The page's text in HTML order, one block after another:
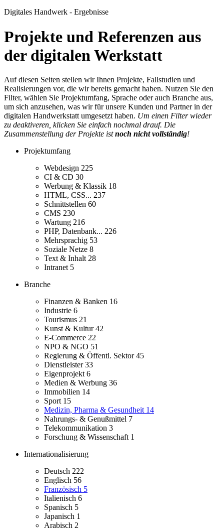
Digitales Handwerk - Ergebnisse
Projekte und Referenzen aus
der digitalen Werkstatt
Auf diesen Seiten stellen wir Ihnen Projekte, Fallstudien und
Realisierungen vor, die wir bereits gemacht haben. Nutzen Sie den
Filter, wählen Sie Projektumfang, Sprache oder auch Branche aus,
um sich anzusehen, was wir für unsere Kunden und Partner in der
digitalen Handwerkstatt umgesetzt haben. Um einen Filter wieder
zu deaktiveren, klicken Sie einfach nochmal drauf. Die
Zusammenstellung der Projekte istnoch nicht vollständig!
Projektumfang
Webdesign 225
CI & CD 30
Werbung & Klassik 18
HTML, CSS... 237
Schnittstellen 60
CMS 230
Wartung 216
PHP, Datenbank... 226
Mehrsprachig 53
Soziale Netze 8
Text & Inhalt 28
Intranet 5
Branche
Finanzen & Banken 16
Industrie 6
Tourismus 21
Kunst & Kultur42
E-Commerce 22
NPO & NGO 51
Regierung & Öffentl. Sektor45
Dienstleister33
Eigenprojekt 6
Medien & Werbung 36
Immobilien 14
Sport 15
Medizin, Pharma & Gesundheit 14
Nahrungs- & Genußmittel 7
Telekommunikation 3
Forschung & Wissenschaft 1
Internationalisierung
Deutsch 222
Englisch 56
Französisch 5
Italienisch 6
Spanisch 5
Japanisch 1
Arabisch 2